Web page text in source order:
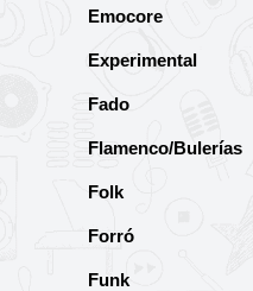
Emocore
Experimental
Fado
Flamenco/Bulerías
Folk
Forró
Funk